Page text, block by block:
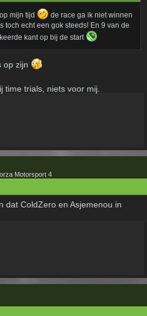
mijn tijd
de race ga ik niet winnen
toch echt een gok steeds! En 9 van de
kant op bij de start
op zijn
time trials, niets voor mij.
Motorsport 4
dat ColdZero en Asjemenou in